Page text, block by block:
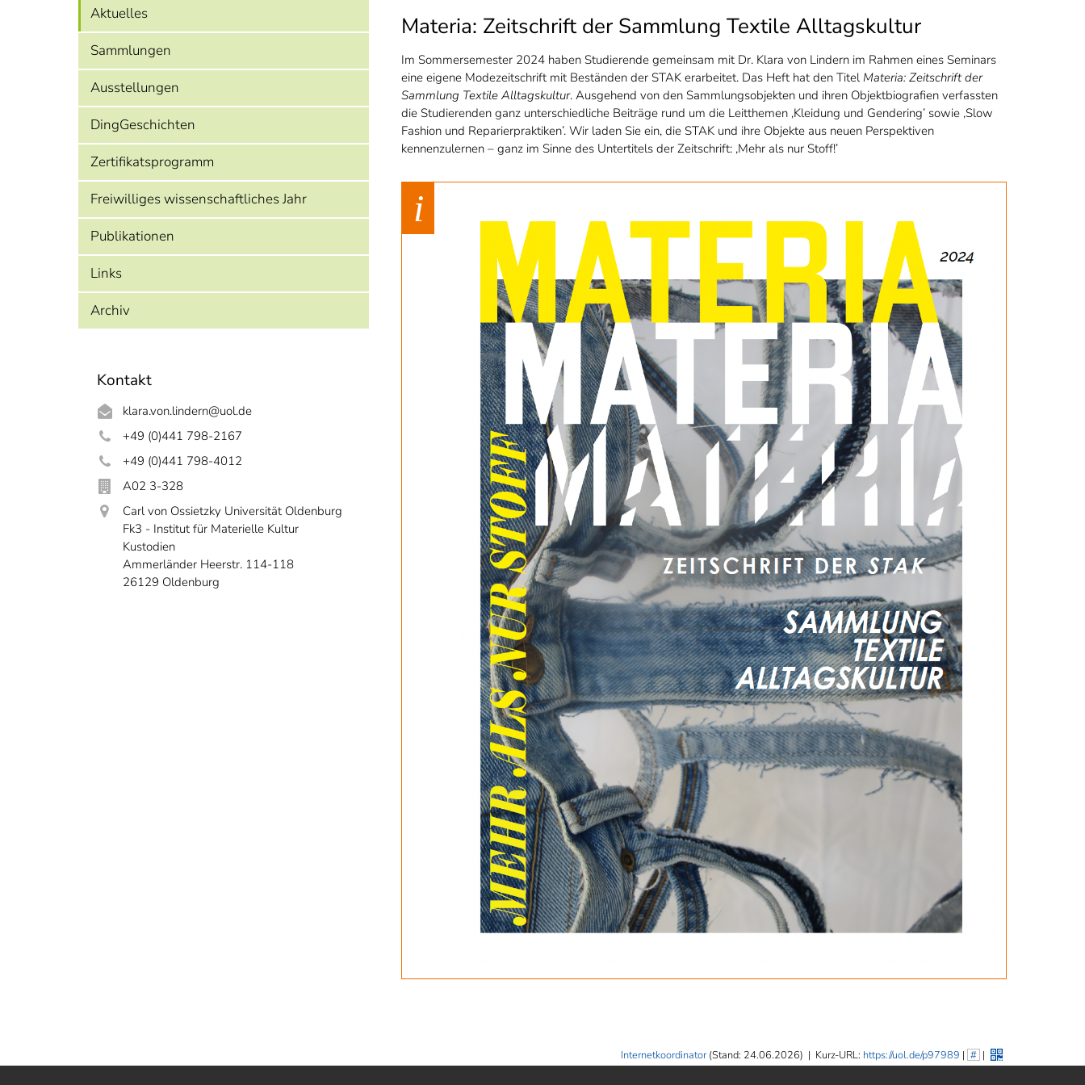
Aktuelles
Sammlungen
Ausstellungen
DingGeschichten
Zertifikatsprogramm
Freiwilliges wissenschaftliches Jahr
Publikationen
Links
Archiv
Kontakt
klara.von.lindern@uol.de
+49 (0)441 798-2167
+49 (0)441 798-4012
A02 3-328
Carl von Ossietzky Universität Oldenburg
Fk3 - Institut für Materielle Kultur
Kustodien
Ammerländer Heerstr. 114-118
26129 Oldenburg
Materia: Zeitschrift der Sammlung Textile Alltagskultur
Im Sommersemester 2024 haben Studierende gemeinsam mit Dr. Klara von Lindern im Rahmen eines Seminars
eine eigene Modezeitschrift mit Beständen der STAK erarbeitet. Das Heft hat den TitelMateria: Zeitschrift der
Sammlung Textile Alltagskultur. Ausgehend von den Sammlungsobjekten und ihren Objektbiografien verfassten
die Studierenden ganz unterschiedliche Beiträge rund um die Leitthemen ‚Kleidung und Gendering’ sowie ‚Slow
Fashion und Reparierpraktiken’. Wir laden Sie ein, die STAK und ihre Objekte aus neuen Perspektiven
kennenzulernen – ganz im Sinne des Untertitels der Zeitschrift: ‚Mehr als nur Stoff!’
Internetkoordinator(Stand: 24.06.2026) | Kurz-URL: https://uol.de/p97989 | # |